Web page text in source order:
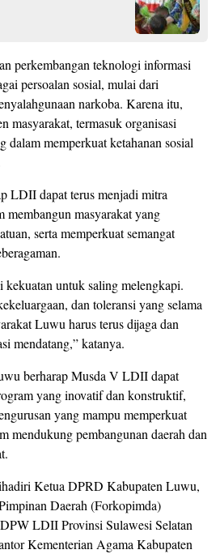
perkembangan teknologi informasi
persoalan sosial, mulai dari
narkoba. Karena itu,
masyarakat, termasuk organisasi
dalam memperkuat ketahanan sosial
LDII dapat terus menjadi mitra
membangun masyarakat yang
serta memperkuat semangat
kekuatan untuk saling melengkapi.
dan toleransi yang selama
Luwu harus terus dijaga dan
mendatang,” katanya.
berharap Musda V LDII dapat
yang inovatif dan konstruktif,
yang mampu memperkuat
mendukung pembangunan daerah dan
Ketua DPRD Kabupaten Luwu,
Daerah (Forkopimda)
LDII Provinsi Sulawesi Selatan
Kementerian Agama Kabupaten